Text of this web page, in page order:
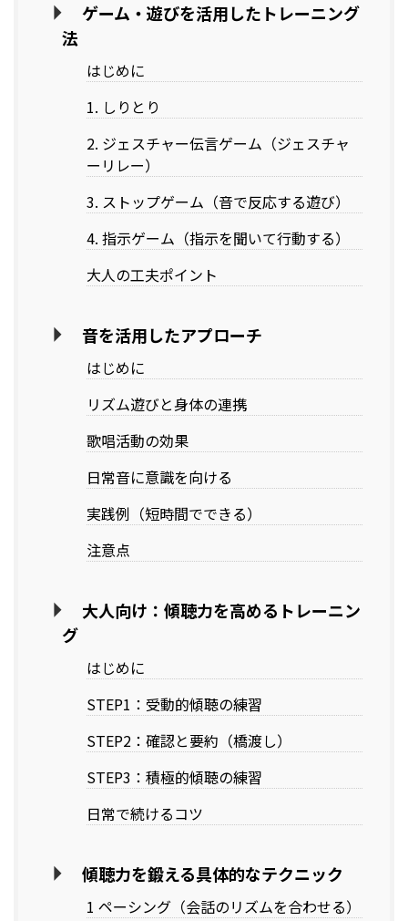
ゲーム・遊びを活用したトレーニング
法
はじめに
1. しりとり
2. ジェスチャー伝言ゲーム（ジェスチャ
ーリレー）
3. ストップゲーム（音で反応する遊び）
4. 指示ゲーム（指示を聞いて行動する）
大人の工夫ポイント
音を活用したアプローチ
はじめに
リズム遊びと身体の連携
歌唱活動の効果
日常音に意識を向ける
実践例（短時間でできる）
注意点
大人向け：傾聴力を高めるトレーニン
グ
はじめに
STEP1：受動的傾聴の練習
STEP2：確認と要約（橋渡し）
STEP3：積極的傾聴の練習
日常で続けるコツ
傾聴力を鍛える具体的なテクニック
1 ペーシング（会話のリズムを合わせる）